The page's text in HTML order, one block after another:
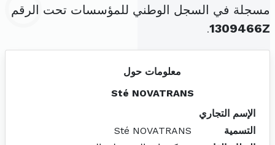
مسجلة في السجل الوطني للمؤسسات تحت الرقم
1309466Z
.
معلومات حول
Sté NOVATRANS
الإسم التجاري
التسمية
Sté NOVATRANS